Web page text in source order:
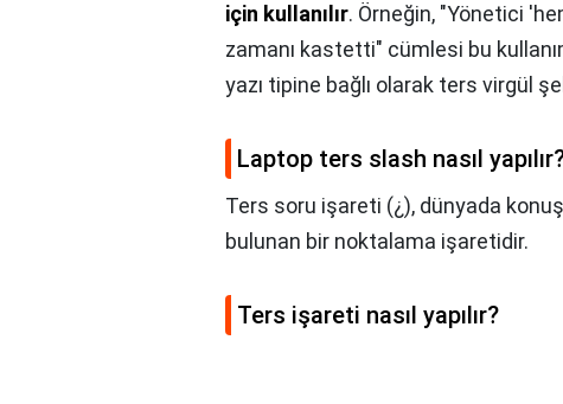
için kullanılır. Örneğin, "Yönetici
zamanı kastetti" cümlesi bu
yazı tipine bağlı olarak ters virgül
Laptop ters slash nasıl
Ters soru işareti (¿), dünyada
bulunan bir noktalama işaretidir.
Ters işareti nasıl yapılır?